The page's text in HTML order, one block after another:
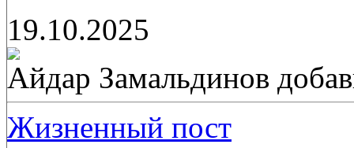
19.10.2025
Айдар Замальдинов
Жизненный пост